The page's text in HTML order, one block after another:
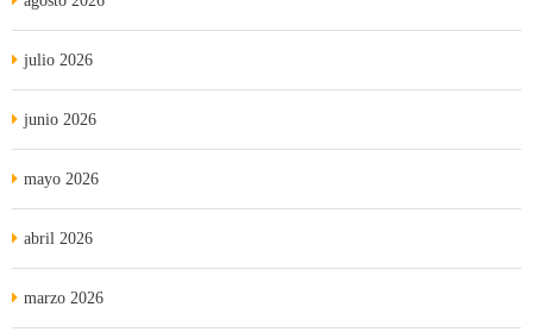
julio 2026
junio 2026
mayo 2026
abril 2026
marzo 2026